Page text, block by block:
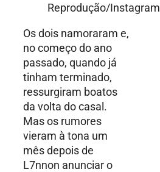
Reprodução/Instagram
Os dois namoraram e,
no começo do ano
passado, quando já
tinham terminado,
ressurgiram boatos
da volta do casal.
Mas os rumores
vieram à tona um
mês depois de
L7nnon anunciar o